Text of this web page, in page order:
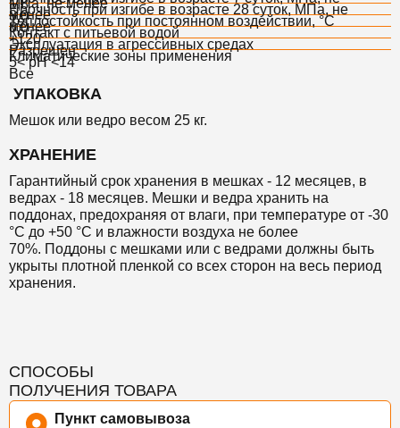
1,8
менее
3,0
Прочность при изгибе в возрасте 28 суток, МПа, не
менее
8,0
Теплостойкость при постоянном воздействии, °С
+120
Контакт с питьевой водой
Разрешен
Эксплуатация в агрессивных средах
5< pH <14
Климатические зоны применения
Все
УПАКОВКА
Мешок или ведро весом 25 кг.
ХРАНЕНИЕ
Гарантийный срок хранения в мешках - 12 месяцев, в
ведрах - 18 месяцев. Мешки и ведра хранить на
поддонах, предохраняя от влаги, при температуре от -30
°С до +50 °С и влажности воздуха не более
70%. Поддоны с мешками или с ведрами должны быть
укрыты плотной пленкой со всех сторон на весь период
хранения.
СПОСОБЫ
ПОЛУЧЕНИЯ ТОВАРА
Пункт самовывоза